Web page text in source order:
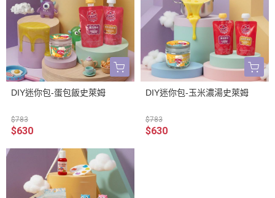
DIY迷你包-蛋包飯史萊姆
$783
$630
DIY迷你包-玉米濃湯史萊姆
$783
$630